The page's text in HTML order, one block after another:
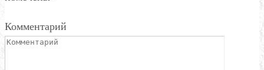
Комментарий